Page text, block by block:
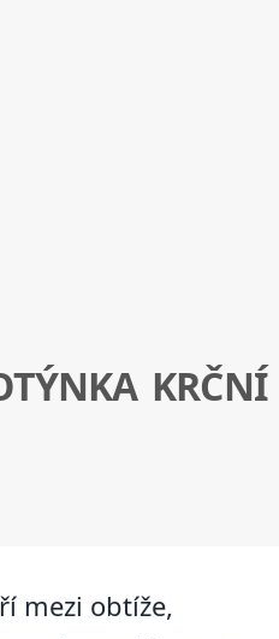
KRČNÍ
mezi obtíže,